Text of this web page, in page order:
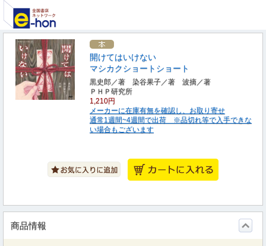
開けてはいけない
マシカクショートショート
黒史郎／著 染谷果子／著 波摘／著
ＰＨＰ研究所
1,210円
メーカーに在庫有無を確認し、お取り寄せ
通常1週間~4週間で出荷 ※品切れ等で入手できな
い場合もございます
商品情報